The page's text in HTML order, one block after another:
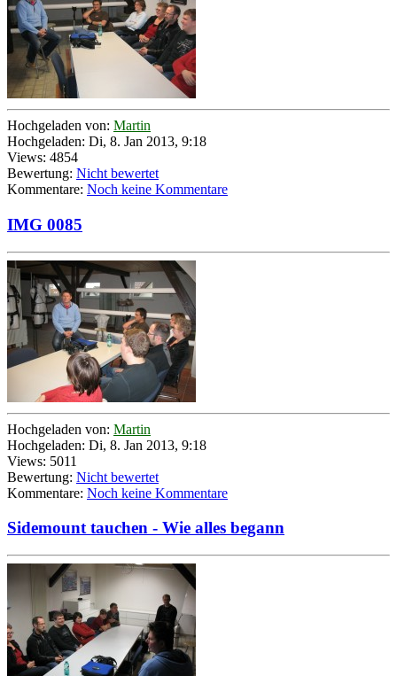
Hochgeladen von: Martin
Hochgeladen: Di, 8. Jan 2013, 9:18
Views: 4854
Bewertung: Nicht bewertet
Kommentare: Noch keine Kommentare
IMG 0085
Hochgeladen von: Martin
Hochgeladen: Di, 8. Jan 2013, 9:18
Views: 5011
Bewertung: Nicht bewertet
Kommentare: Noch keine Kommentare
Sidemount tauchen - Wie alles begann